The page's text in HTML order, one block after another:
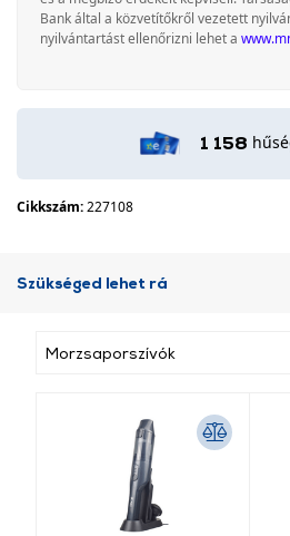
Bank által a közvetítőkről vezetett
nyilvántartást ellenőrizni lehet a
1 158
Cikkszám:227108
Szükséged lehet rá
Morzsaporszívók